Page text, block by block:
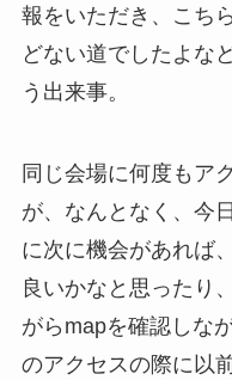
報をいただき、こち
どない道でしたよな
う出来事。
同じ会場に何度もア
が、なんとなく、今
に次に機会があれば
良いかなと思ったり
がらmapを確認しな
のアクセスの際に以